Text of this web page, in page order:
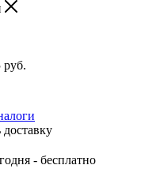
руб.
доставку
- бесплатно